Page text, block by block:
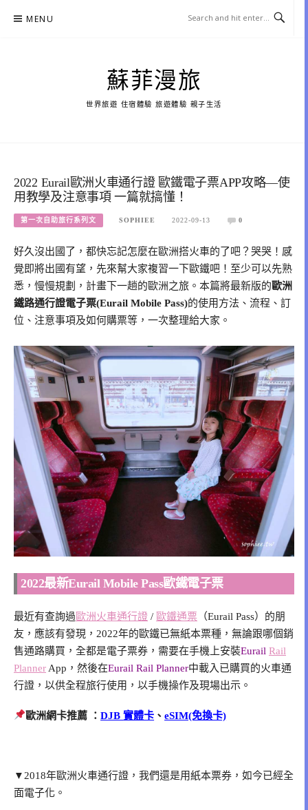
MENU
蘇菲漫旅
世界旅遊 住宿體驗 旅遊體驗 親子生活
2022 Eurail歐洲火車通行證 歐鐵電子票APP攻略—使
用教學及注意事項 一篇就搞懂！
第一次自助旅行系列文 SOPHIEE 2022-09-13 0
好久沒出國了，都快忘記怎麼在歐洲搭火車的了吧？哭哭！感
覺即將出國有望，先來幫大家複習一下歐鐵吧！至少可以先熟
悉，慢慢規劃，計畫下一趟的歐洲之旅。本篇將最新版的歐洲
鐵路通行證電子票(Eurail Mobile Pass)的使用方法、流程、訂
位、注意事項及如何購票等，一次整理給大家。
2022最新Eurail Mobile Pass歐鐵電子票
最近有查詢過歐洲火車通行證 / 歐鐵通票 （Eurail Pass）的朋
友，應該有發現，2022年的歐鐵已無紙本票種，無論跟哪個銷
售通路購買，全都是電子票券，需要在手機上安裝Eurail Rail
Planner App，然後在Eurail Rail Planner中載入已購買的火車通
行證，以供全程旅行使用，以手機操作及現場出示。
歐洲網卡推薦 ：DJB實體卡 、eSIM(免換卡)
▼2018年歐洲火車通行證，我們還是用紙本票券，如今已經全
面電子化。